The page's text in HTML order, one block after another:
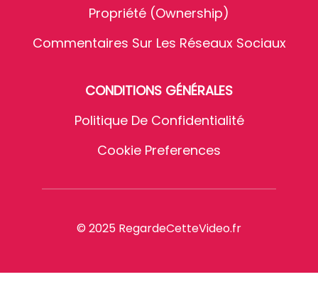
Propriété (Ownership)
Commentaires Sur Les Réseaux Sociaux
CONDITIONS GÉNÉRALES
Politique De Confidentialité
Cookie Preferences
© 2025 RegardeCetteVideo.fr